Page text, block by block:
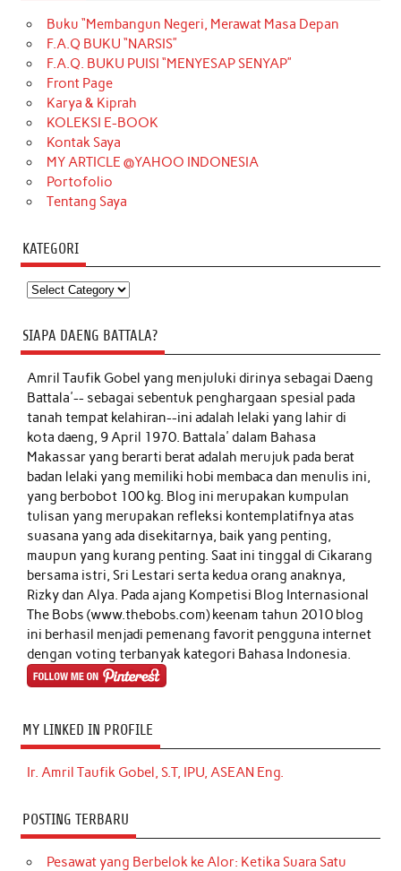
Buku “Membangun Negeri, Merawat Masa Depan
F.A.Q BUKU “NARSIS”
F.A.Q. BUKU PUISI “MENYESAP SENYAP”
Front Page
Karya & Kiprah
KOLEKSI E-BOOK
Kontak Saya
MY ARTICLE @YAHOO INDONESIA
Portofolio
Tentang Saya
KATEGORI
Kategori
SIAPA DAENG BATTALA?
Amril Taufik Gobelyang menjuluki dirinya sebagai Daeng
Battala'-- sebagai sebentuk penghargaan spesial pada
tanah tempat kelahiran--ini adalah lelaki yang lahir di
kota daeng, 9 April 1970. Battala' dalam Bahasa
Makassar yang berarti berat adalah merujuk pada berat
badan lelaki yang memiliki hobi membaca dan menulis ini,
yang berbobot 100 kg. Blog ini merupakan kumpulan
tulisan yang merupakan refleksi kontemplatifnya atas
suasana yang ada disekitarnya, baik yang penting,
maupun yang kurang penting. Saat ini tinggal di Cikarang
bersama istri, Sri Lestari serta kedua orang anaknya,
Rizky dan Alya. Pada ajang Kompetisi Blog Internasional
The Bobs (www.thebobs.com) keenam tahun 2010 blog
ini berhasil menjadi pemenang favorit pengguna internet
dengan voting terbanyak kategori Bahasa Indonesia.
MY LINKED IN PROFILE
Ir. Amril Taufik Gobel, S.T, IPU, ASEAN Eng.
POSTING TERBARU
Pesawat yang Berbelok ke Alor: Ketika Suara Satu